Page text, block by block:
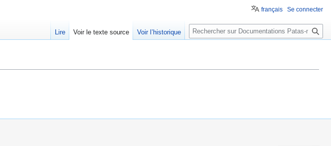
français Se connecter
Lire Voir le texte source Voir l’historique
Rechercher